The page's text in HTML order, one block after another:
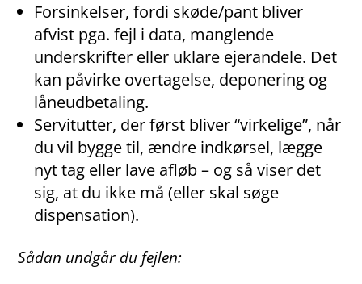
Forsinkelser, fordi skøde/pant bliver
afvist pga. fejl i data, manglende
underskrifter eller uklare ejerandele. Det
kan påvirke overtagelse, deponering og
låneudbetaling.
Servitutter, der først bliver “virkelige”, når
du vil bygge til, ændre indkørsel, lægge
nyt tag eller lave afløb – og så viser det
sig, at du ikke må (eller skal søge
dispensation).
Sådan undgår du fejlen: